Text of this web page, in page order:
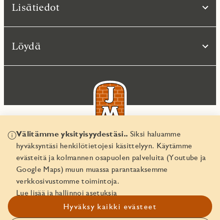
Välitämme yksityisyydestäsi.. Siksi haluamme
hyväksyntäsi henkilötietojesi käsittelyyn. Käytämme
evästeitä ja kolmannen osapuolen palveluita (Youtube ja
Google Maps) muun muassa parantaaksemme
verkkosivustomme toimintoja.
Lue lisää ja hallinnoi asetuksia
Hyväksy kaikki evästeet
Lisätiedot
Löydä
© JM Suomi OY 2026
Yritystunnus 1974161-8